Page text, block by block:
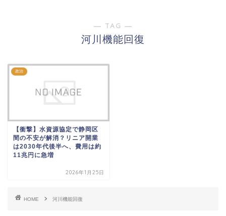
― TAG ―
河川機能回復
政治
【衝撃】水資源協定で静岡区
間の不安が解消？リニア開業
は2030年代後半へ、費用は約
11兆円に急増
2026年1月25日
HOME 河川機能回復